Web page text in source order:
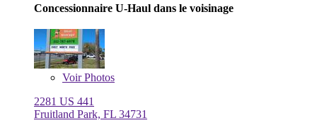
Concessionnaire U-Haul dans le voisinage
VoirPhotos
2281 US 441
Fruitland Park, FL 34731